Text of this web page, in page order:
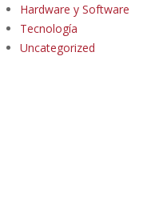
Hardware y Software
Tecnología
Uncategorized